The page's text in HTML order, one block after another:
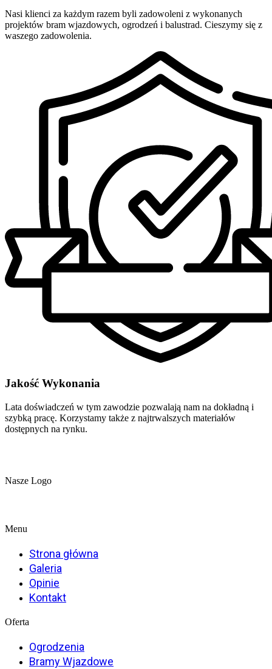
Nasi klienci za każdym razem byli zadowoleni z wykonanych
projektów bram wjazdowych, ogrodzeń i balustrad. Cieszymy się z
waszego zadowolenia.
Jakość Wykonania
Lata doświadczeń w tym zawodzie pozwalają nam na dokładną i
szybką pracę. Korzystamy także z najtrwalszych materiałów
dostępnych na rynku.
Nasze Logo
Menu
Strona główna
Galeria
Opinie
Kontakt
Oferta
Ogrodzenia
Bramy Wjazdowe